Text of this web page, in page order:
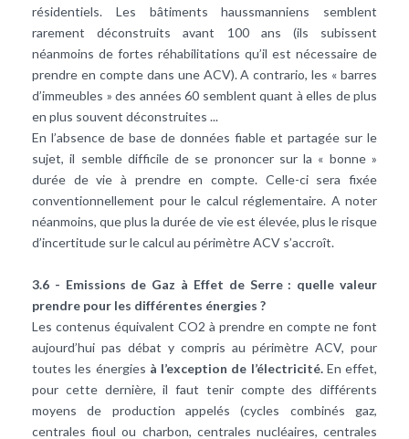
résidentiels. Les bâtiments haussmanniens semblent
rarement déconstruits avant 100 ans (ils subissent
néanmoins de fortes réhabilitations qu’il est nécessaire de
prendre en compte dans une ACV). A contrario, les « barres
d’immeubles » des années 60 semblent quant à elles de plus
en plus souvent déconstruites ...
En l’absence de base de données fiable et partagée sur le
sujet, il semble difficile de se prononcer sur la « bonne »
durée de vie à prendre en compte. Celle-ci sera fixée
conventionnellement pour le calcul réglementaire. A noter
néanmoins, que plus la durée de vie est élevée, plus le risque
d’incertitude sur le calcul au périmètre ACV s’accroît.
3.6 - Emissions de Gaz à Effet de Serre : quelle valeur
prendre pour les différentes énergies ?
Les contenus équivalent CO2 à prendre en compte ne font
aujourd’hui pas débat y compris au périmètre ACV, pour
toutes les énergies à l’exception de l’électricité.En effet,
pour cette dernière, il faut tenir compte des différents
moyens de production appelés (cycles combinés gaz,
centrales fioul ou charbon, centrales nucléaires, centrales